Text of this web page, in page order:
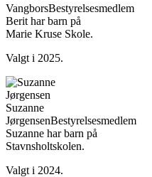
VangborsBestyrelsesmedlem
Berit har barn på
Marie Kruse Skole.
Valgt i 2025.
Suzanne
JørgensenBestyrelsesmedlem
Suzanne har barn på
Stavnsholtskolen.
Valgt i 2024.